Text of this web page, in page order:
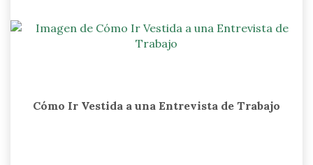
Cómo Ir Vestida a una Entrevista de Trabajo